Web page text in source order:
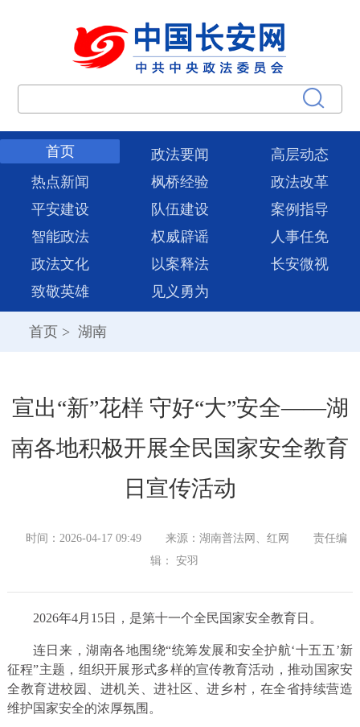
首页 政法要闻
高层动态
热点新闻
枫桥经验
政法改革
平安建设
队伍建设
案例指导
智能政法
权威辟谣
人事任免
政法文化
以案释法
长安微视
致敬英雄
见义勇为
首页 > 湖南
宣出“新”花样 守好“大”安全——湖
南各地积极开展全民国家安全教育
日宣传活动
时间：2026-04-17 09:49 来源：湖南普法网、红网
责任编
辑： 安羽
2026年4月15日，是第十一个全民国家安全教育日。
连日来，湖南各地围绕“统筹发展和安全护航‘十五五’新
征程”主题，组织开展形式多样的宣传教育活动，推动国家安
全教育进校园、进机关、进社区、进乡村，在全省持续营造
维护国家安全的浓厚氛围。